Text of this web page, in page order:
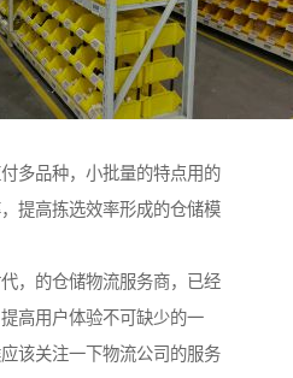
多品种，小批量的特点用的
提高拣选效率形成的仓储模
，的仓储物流服务商，已经
高用户体验不可缺少的一
该关注一下物流公司的服务